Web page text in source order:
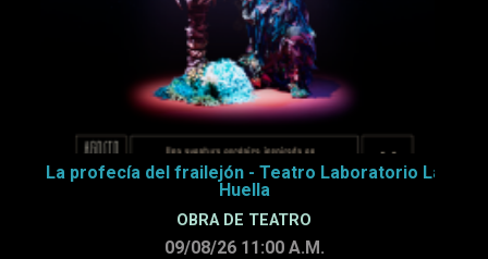
La profecía del frailejón - Teatro Laboratorio La
Huella
OBRA DE TEATRO
09/08/26 11:00 A.M.